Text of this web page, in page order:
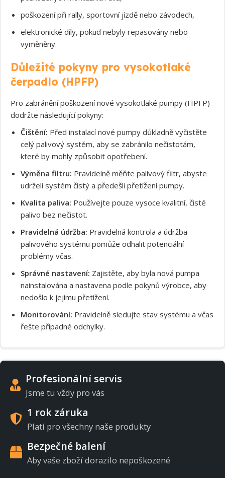
poškození při rally, sportovní jízdě nebo závodech,
elektronické díly, pokud nebyly repasovány nebo
vyměněny.
Důležité pokyny pro vysokotlaké
čerpadlo (HPFP)
Pro zabránění poškození nové vysokotlaké pumpy (HPFP)
dodržte následující pokyny:
Čištění: Před instalací nové pumpy důkladně vyčistěte
celý palivový systém, aby se zabránilo nečistotám,
které by mohly způsobit opotřebení.
Výměna filtru: Pravidelně měňte palivový filtr, abyste
udrželi systém čistý a předešli přetížení pumpy.
Kvalita paliva: Používejte pouze vysoce kvalitní, čisté
palivo bez nečistot.
Pravidelná údržba: Pravidelná kontrola a údržba
palivového systému pomůže odhalit potenciální
problémy včas.
Správné nastavení: Zajistěte, aby byla nová pumpa
nainstalována a nastavena podle pokynů výrobce, aby
nedošlo k jejímu přetížení.
Monitorování: Pravidelně sledujte stav systému a včas
řešte případné odchylky.
Profesionální servis
Jsme tu vždy pro vás
1 rok záruka
Platí pro všechny naše produkty
Bezpečné balení
Aby vaše zboží dorazilo nepoškozené